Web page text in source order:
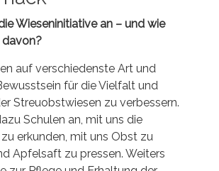
Wieseninitiative an – und wie
auf verschiedenste Art und
für die Vielfalt und
Streuobstwiesen zu verbessern.
Schulen an, mit uns die
erkunden, mit uns Obst zu
Apfelsaft zu pressen. Weiters